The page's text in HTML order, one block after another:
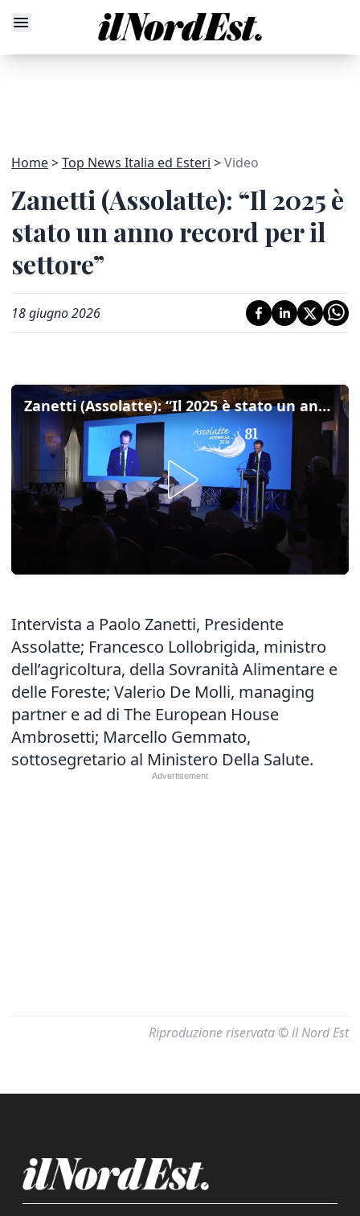
Home Top News Italia ed Esteri Video
Zanetti (Assolatte): “Il 2025 è
stato un anno record per il
settore”
18 giugno 2026
Zanetti (Assolatte): “Il 2025 è stato un anno record per il settore”
Intervista a Paolo Zanetti, Presidente
Assolatte; Francesco Lollobrigida, ministro
dell’agricoltura, della Sovranità Alimentare e
delle Foreste; Valerio De Molli, managing
partner e ad di The European House
Ambrosetti; Marcello Gemmato,
sottosegretario al Ministero Della Salute.
Riproduzione riservata © il Nord Est